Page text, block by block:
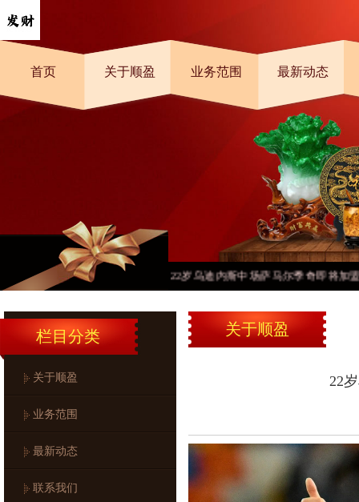
首页 关于顺盈 业务范围 最新动态
22岁乌迪内斯中场萨马尔季奇即将加盟亚
栏目分类
关于顺盈
业务范围
最新动态
联系我们
关于顺盈
22